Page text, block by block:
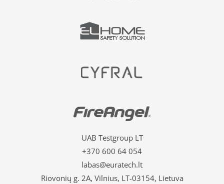
UAB Testgroup LT
+370 600 64 054
labas@euratech.lt
Riovonių g. 2A, Vilnius, LT-03154, Lietuva